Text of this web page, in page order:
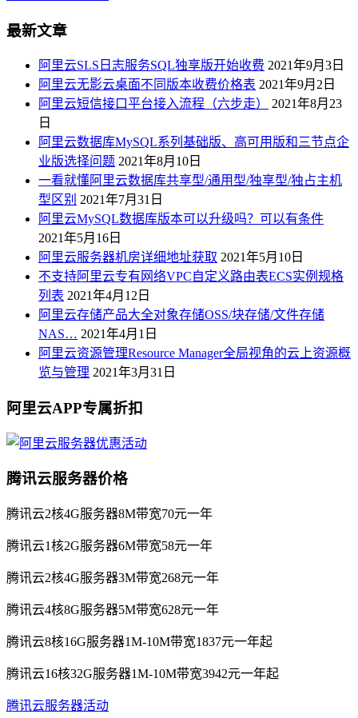
最新文章
阿里云SLS日志服务SQL独享版开始收费 2021年9月3日
阿里云无影云桌面不同版本收费价格表 2021年9月2日
阿里云短信接口平台接入流程（六步走）
2021年8月23
日
阿里云数据库MySQL系列基础版、高可用版和三节点企
业版选择问题 2021年8月10日
一看就懂阿里云数据库共享型/通用型/独享型/独占主机
型区别 2021年7月31日
阿里云MySQL数据库版本可以升级吗？可以有条件
2021年5月16日
阿里云服务器机房详细地址获取 2021年5月10日
不支持阿里云专有网络VPC自定义路由表ECS实例规格
列表 2021年4月12日
阿里云存储产品大全对象存储OSS/块存储/文件存储
NAS… 2021年4月1日
阿里云资源管理Resource Manager全局视角的云上资源概
览与管理 2021年3月31日
阿里云APP专属折扣
腾讯云服务器价格
腾讯云2核4G服务器8M带宽70元一年
腾讯云1核2G服务器6M带宽58元一年
腾讯云2核4G服务器3M带宽268元一年
腾讯云4核8G服务器5M带宽628元一年
腾讯云8核16G服务器1M-10M带宽1837元一年起
腾讯云16核32G服务器1M-10M带宽3942元一年起
腾讯云服务器活动